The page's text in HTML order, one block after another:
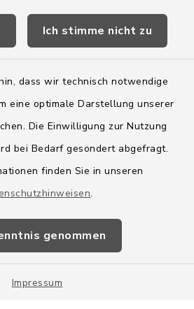
Ich stimme nicht zu
dass wir technisch notwendige
eine optimale Darstellung unserer
Die Einwilligung zur Nutzung
bei Bedarf gesondert abgefragt.
finden Sie in unseren
.
genommen
Impressum
Impressum
Sitemap